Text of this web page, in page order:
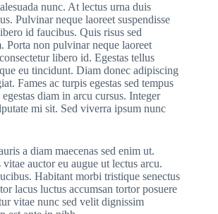
nunc. At lectus urna duis
Pulvinar neque laoreet suspendisse
id faucibus. Quis risus sed
Porta non pulvinar neque laoreet
libero id. Egestas tellus
eu tincidunt. Diam donec adipiscing
Fames ac turpis egestas sed tempus
diam in arcu cursus. Integer
mi sit. Sed viverra ipsum nunc
a diam maecenas sed enim ut.
auctor eu augue ut lectus arcu.
Habitant morbi tristique senectus
lacus luctus accumsan tortor posuere
vitae nunc sed velit dignissim